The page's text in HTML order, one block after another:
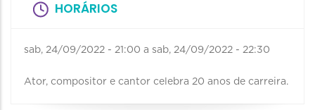
HORÁRIOS
sab, 24/09/2022 - 21:00 a sab, 24/09/2022 - 22:30
Ator, compositor e cantor celebra 20 anos de carreira.